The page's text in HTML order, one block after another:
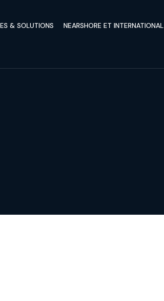
& SOLUTIONS NEARSHORE ET INTERNATIONAL